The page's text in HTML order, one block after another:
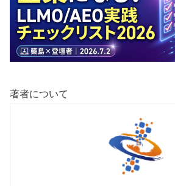
著者について